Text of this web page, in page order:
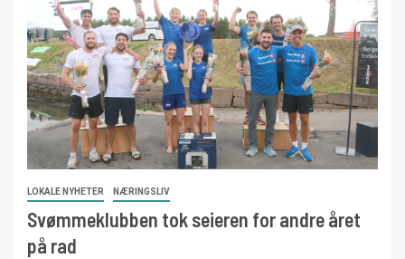
LOKALE NYHETER NÆRINGSLIV
Svømmeklubben tok seieren for andre året
på rad